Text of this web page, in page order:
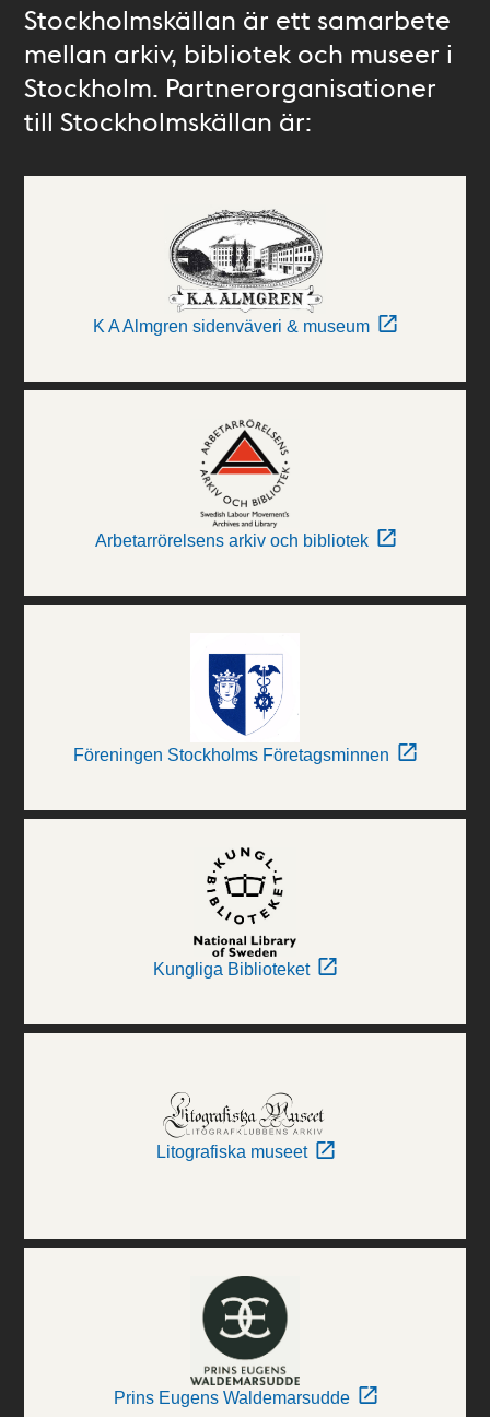
Stockholmskällan är ett samarbete
mellan arkiv, bibliotek och museer i
Stockholm. Partnerorganisationer
till Stockholmskällan är:
K A Almgren sidenväveri & museum
Arbetarrörelsens arkiv och bibliotek
Föreningen Stockholms Företagsminnen
Kungliga Biblioteket
Litografiska museet
Prins Eugens Waldemarsudde